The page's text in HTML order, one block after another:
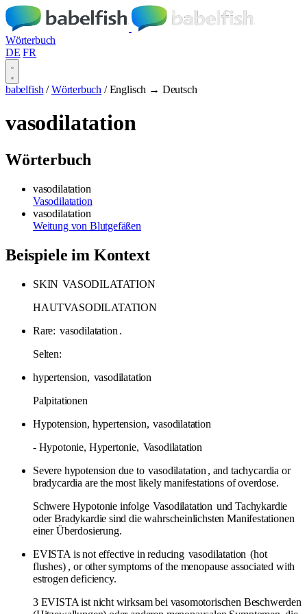
Wörterbuch
DE FR
babelfish / Wörterbuch / Englisch → Deutsch
vasodilatation
Wörterbuch
vasodilatation
Vasodilatation
vasodilatation
Weitung von Blutgefäßen
Beispiele im Kontext
SKIN VASODILATATION
HAUTVASODILATATION
Rare: vasodilatation .
Selten:
hypertension, vasodilatation
Palpitationen
Hypotension, hypertension, vasodilatation
- Hypotonie, Hypertonie, Vasodilatation
Severe hypotension due to vasodilatation , and tachycardia or
bradycardia are the most likely manifestations of overdose.
Schwere Hypotonie infolge Vasodilatation und Tachykardie
oder Bradykardie sind die wahrscheinlichsten Manifestationen
einer Überdosierung.
EVISTA is not effective in reducing vasodilatation (hot
flushes) , or other symptoms of the menopause associated with
estrogen deficiency.
3 EVISTA ist nicht wirksam bei vasomotorischen Beschwerden